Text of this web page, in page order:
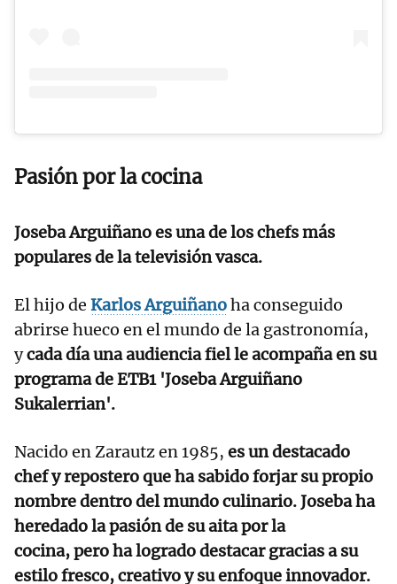
Pasión por la cocina
Joseba Arguiñano es una de los chefs más
populares de la televisión vasca.
El hijo de Karlos Arguiñanoha conseguido
abrirse hueco en el mundo de la gastronomía,
ycada día una audiencia fiel le acompaña en su
programa de ETB1 'Joseba Arguiñano
Sukalerrian'.
Nacido en Zarautz en 1985, es un destacado
chef y repostero que ha sabido forjar su propio
nombre dentro del mundo culinario. Joseba ha
heredado la pasión de su aita por la
cocina, pero ha logrado destacar gracias a su
estilo fresco, creativo y su enfoque innovador.